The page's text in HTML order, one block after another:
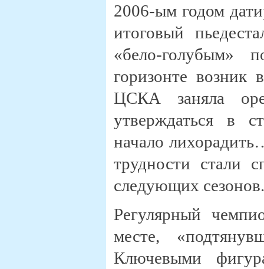
2006-ым годом
итоговый
«бело-голубым»
горизонте возник
ЦСКА заняла
утверждаться в
начало
трудности стали
следующих сезонов.
Регулярный
месте,
Ключевыми